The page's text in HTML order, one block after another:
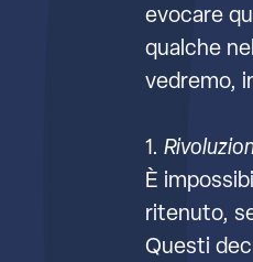
evocare
qualche
vedremo,
1.
È
ritenuto,
Questi